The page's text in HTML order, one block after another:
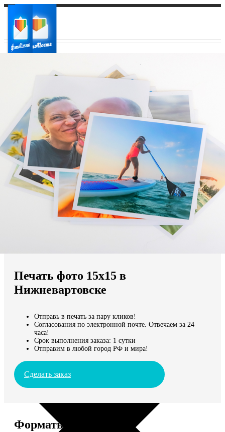
Ваш регион доставки
Выберите из списка:
Мы доставляем по всему миру
Продолжить без города
Печать фото 15х15 в
Нижневартовске
Отправь в печать за пару кликов!
Согласования по электронной почте. Отвечаем за 24
часа!
Срок выполнения заказа: 1 сутки
Отправим в любой город РФ и мира!
Сделать заказ
Форматы и цены